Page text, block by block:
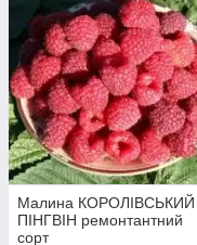
Малина КОРОЛІВСЬКИЙ
ПІНГВІН ремонтантний
сорт